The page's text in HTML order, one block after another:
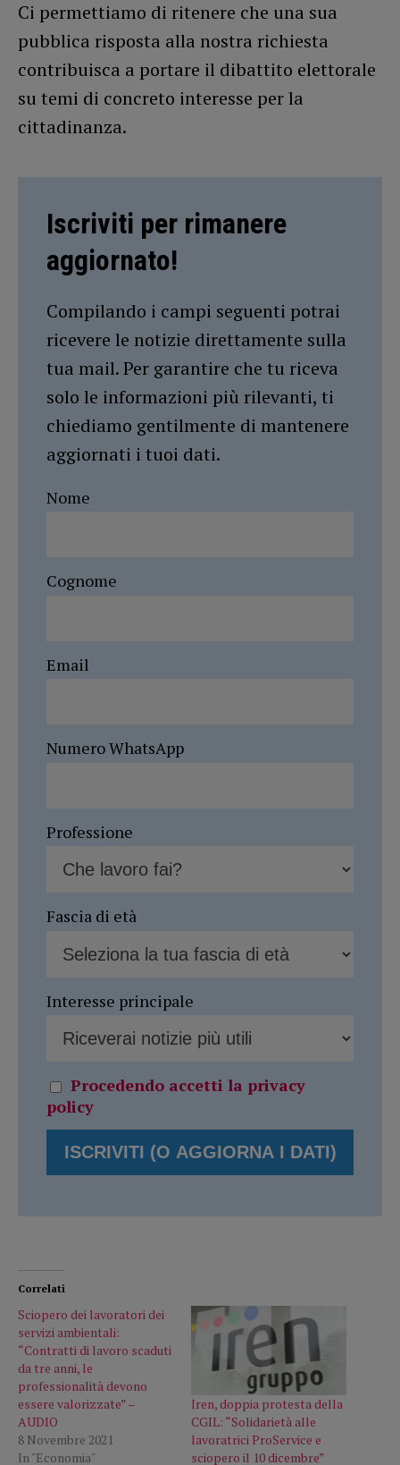
Ci permettiamo di ritenere che una sua
pubblica risposta alla nostra richiesta
contribuisca a portare il dibattito elettorale
su temi di concreto interesse per la
cittadinanza.
Iscriviti per rimanere
aggiornato!
Compilando i campi seguenti potrai
ricevere le notizie direttamente sulla
tua mail. Per garantire che tu riceva
solo le informazioni più rilevanti, ti
chiediamo gentilmente di mantenere
aggiornati i tuoi dati.
Nome
Cognome
Email
Numero WhatsApp
Professione
Fascia di età
Interesse principale
Procedendo accetti la privacy
policy
Correlati
Sciopero dei lavoratori dei
servizi ambientali:
“Contratti di lavoro scaduti
da tre anni, le
professionalità devono
essere valorizzate” –
AUDIO
8 Novembre 2021
In "Economia"
Iren, doppia protesta della
CGIL: “Solidarietà alle
lavoratrici ProService e
sciopero il 10 dicembre”